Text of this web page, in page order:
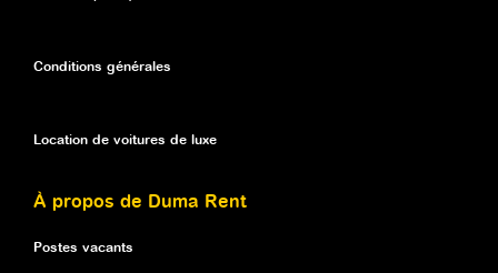
Conditions générales
Location de voitures de luxe
À propos de Duma Rent
Postes vacants